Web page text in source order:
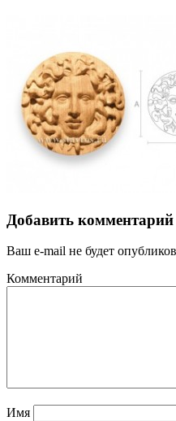
Добавить комментарий
Ваш e-mail не будет
Комментарий
Имя